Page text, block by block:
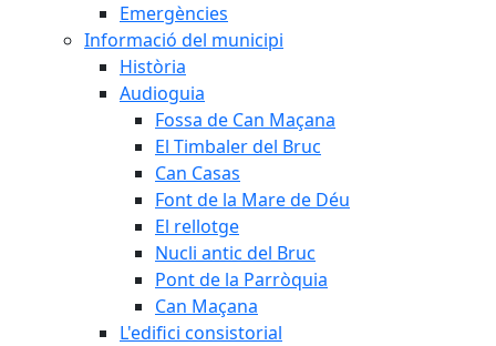
Emergències
Informació del municipi
Història
Audioguia
Fossa de Can Maçana
El Timbaler del Bruc
Can Casas
Font de la Mare de Déu
El rellotge
Nucli antic del Bruc
Pont de la Parròquia
Can Maçana
L'edifici consistorial